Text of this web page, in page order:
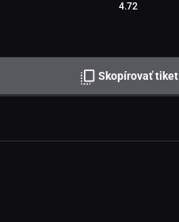
4.72
Skopírovať tiket